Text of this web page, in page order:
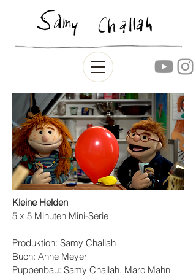
Kleine Helden
5 x 5 Minuten Mini-Serie
Produktion: Samy Challah
Buch: Anne Meyer
Puppenbau: Samy Challah, Marc Mahn